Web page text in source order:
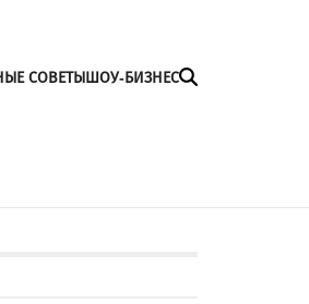
СОВЕТЫШОУ-БИЗНЕС